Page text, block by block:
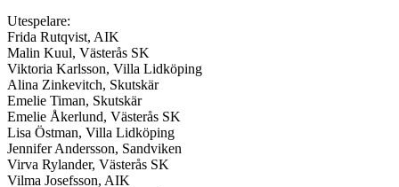
Utespelare:
Frida Rutqvist, AIK
Malin Kuul, Västerås SK
Viktoria Karlsson, Villa Lidköping
Alina Zinkevitch, Skutskär
Emelie Timan, Skutskär
Emelie Åkerlund, Västerås SK
Lisa Östman, Villa Lidköping
Jennifer Andersson, Sandviken
Virva Rylander, Västerås SK
Vilma Josefsson, AIK